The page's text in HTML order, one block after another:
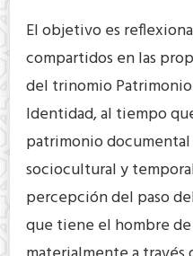
El objetivo es
compartidos en las
del trinomio
Identidad, al tiempo
patrimonio
sociocultural y
percepción del paso
que tiene el hombre